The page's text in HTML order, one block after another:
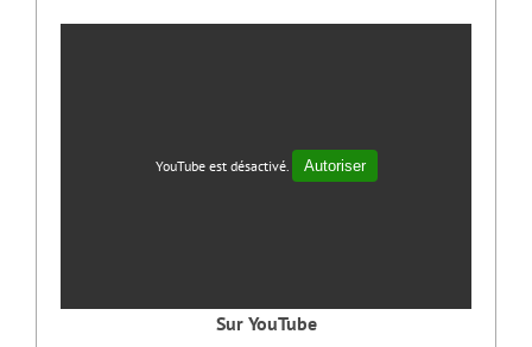
YouTube est désactivé. Autoriser
Sur YouTube